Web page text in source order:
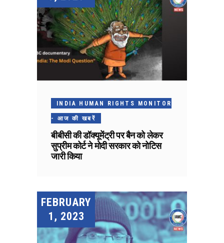
INDIA HUMAN RIGHTS MONITOR
- आज की खबरें
बीबीसी की डॉक्यूमेंट्री पर बैन को लेकर
सुप्रीम कोर्ट ने मोदी सरकार को नोटिस
जारी किया
FEBRUARY
1, 2023